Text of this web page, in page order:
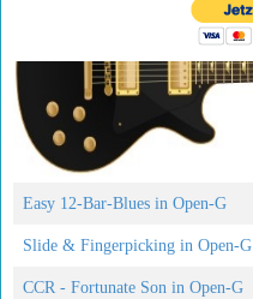
Easy 12-Bar-Blues in Open-G
Slide & Fingerpicking in Open-G
CCR - Fortunate Son in Open-G